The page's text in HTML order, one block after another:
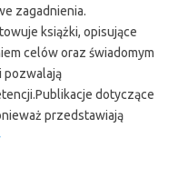
zagadnienia.
książki, opisujące
celów oraz świadomym
pozwalają
dotyczące
przedstawiają